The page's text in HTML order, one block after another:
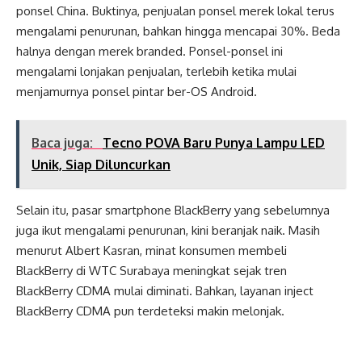
ponsel China. Buktinya, penjualan ponsel merek lokal terus
mengalami penurunan, bahkan hingga mencapai 30%. Beda
halnya dengan merek branded. Ponsel-ponsel ini
mengalami lonjakan penjualan, terlebih ketika mulai
menjamurnya ponsel pintar ber-OS Android.
Baca juga:
Tecno POVA Baru Punya Lampu LED
Unik, Siap Diluncurkan
Selain itu, pasar smartphone BlackBerry yang sebelumnya
juga ikut mengalami penurunan, kini beranjak naik. Masih
menurut Albert Kasran, minat konsumen membeli
BlackBerry di WTC Surabaya meningkat sejak tren
BlackBerry CDMA mulai diminati. Bahkan, layanan inject
BlackBerry CDMA pun terdeteksi makin melonjak.